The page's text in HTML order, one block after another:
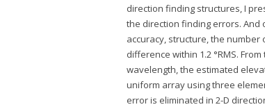
direction finding structures, I
the direction finding errors.
accuracy, structure, the
difference within 1.2 °RMS.
wavelength, the estimated
uniform array using three
error is eliminated in 2-D